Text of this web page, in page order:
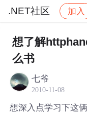
.NET社区 加入
社区 .NET社区
想了解
么书
七爷
2010-11-08
想深入点学习下这